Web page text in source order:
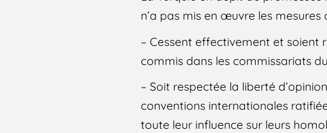
n’a pas mis en œuvre les
– Cessent effectivement et soient
commis dans les commissariats
– Soit respectée la liberté
conventions internationales
toute leur influence sur leurs